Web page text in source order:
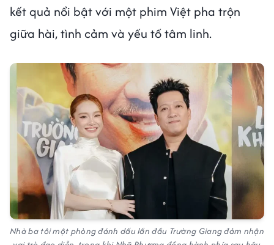
kết quả nổi bật với một phim Việt pha trộn
giữa hài, tình cảm và yếu tố tâm linh.
Nhà ba tôi một phòng đánh dấu lần đầu Trường Giang đảm nhận